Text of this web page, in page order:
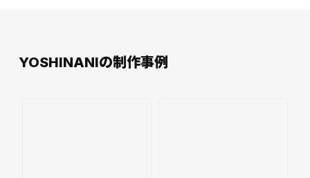
YOSHINANIの制作事例